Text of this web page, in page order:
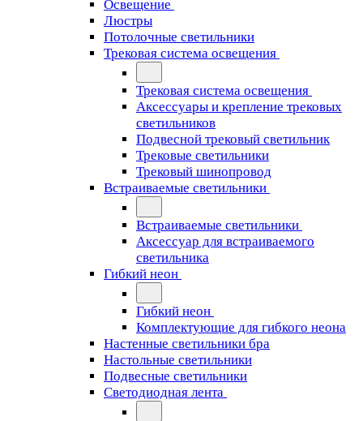
Освещение
Люстры
Потолочные светильники
Трековая система освещения
Трековая система освещения
Аксессуары и крепление трековых
светильников
Подвесной трековый светильник
Трековые светильники
Трековый шинопровод
Встраиваемые светильники
Встраиваемые светильники
Аксессуар для встраиваемого
светильника
Гибкий неон
Гибкий неон
Комплектующие для гибкого неона
Настенные светильники бра
Настольные светильники
Подвесные светильники
Светодиодная лента